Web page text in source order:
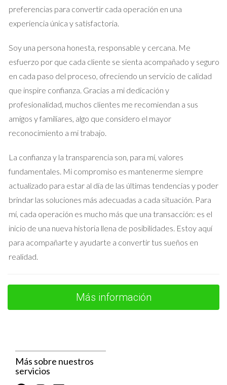
las condiciones del contrato. Si todo va bien, esta señal se
descontará del precio final; si no, puedes perderla, pero
Caso 3: Venta de una Casa Familiar
En el caso de vender tu casa familiar, recibir una señal puede
ser igualmente beneficioso. Imagina que has recibido varias
ofertas; al aceptar la señal de un comprador serio, puedes
retirarte del mercado con confianza mientras se formalizan
los trámites legales. Esto evita que otros interesados
mudanza sin estrés.
Conclusión
Entender cómo formalizar una oferta mediante la reserva y la
señal es esencial para cualquier persona involucrada en
transacciones inmobiliarias en Madrid. No solo protege tus
intereses como comprador o vendedor, sino que también
establece un ambiente de confianza entre ambas partes.
experimentado como Iraido Rodriguez para guiarte a través
del proceso y asegurarte de que cada paso esté bien
tu hogar con éxito.
preferencias para convertir cada operación en una
experiencia única y satisfactoria.
Soy una persona honesta, responsable y cercana. Me
esfuerzo por que cada cliente se sienta acompañado y seguro
en cada paso del proceso, ofreciendo un servicio de calidad
que inspire confianza. Gracias a mi dedicación y
profesionalidad, muchos clientes me recomiendan a sus
amigos y familiares, algo que considero el mayor
reconocimiento a mi trabajo.
La confianza y la transparencia son, para mí, valores
fundamentales. Mi compromiso es mantenerme siempre
actualizado para estar al día de las últimas tendencias y poder
brindar las soluciones más adecuadas a cada situación. Para
mí, cada operación es mucho más que una transacción: es el
inicio de una nueva historia llena de posibilidades. Estoy aquí
para acompañarte y ayudarte a convertir tus sueños en
realidad.
Más información
Más sobre nuestros
servicios